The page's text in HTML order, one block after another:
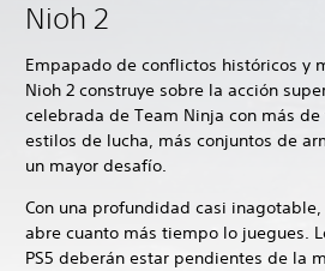
Nioh 2
Empapado de conflictos históricos y
Nioh 2 construye sobre la acción
celebrada de Team Ninja con más
estilos de lucha, más conjuntos de
un mayor desafío.
Con una profundidad casi
abre cuanto más tiempo lo juegues.
PS5 deberán estar pendientes de la